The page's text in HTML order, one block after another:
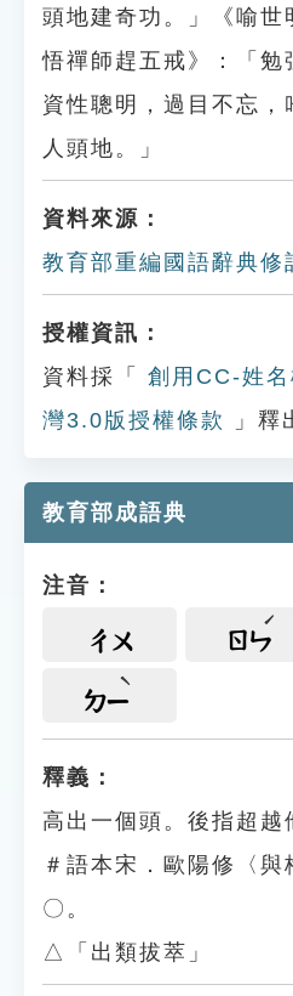
頭地建奇功。」《喻世
悟禪師趕五戒》：「勉
資性聰明，過目不忘，
人頭地。」
資料來源：
教育部重編國語辭典修
授權資訊：
資料採「
創用CC-姓
灣3.0版授權條款
」釋
教育部成語典
注音：
ㄔㄨ ㄖㄣ
ㄉㄧ
釋義：
高出一個頭。後指超越
＃語本宋．歐陽修〈與
〇。
△「出類拔萃」